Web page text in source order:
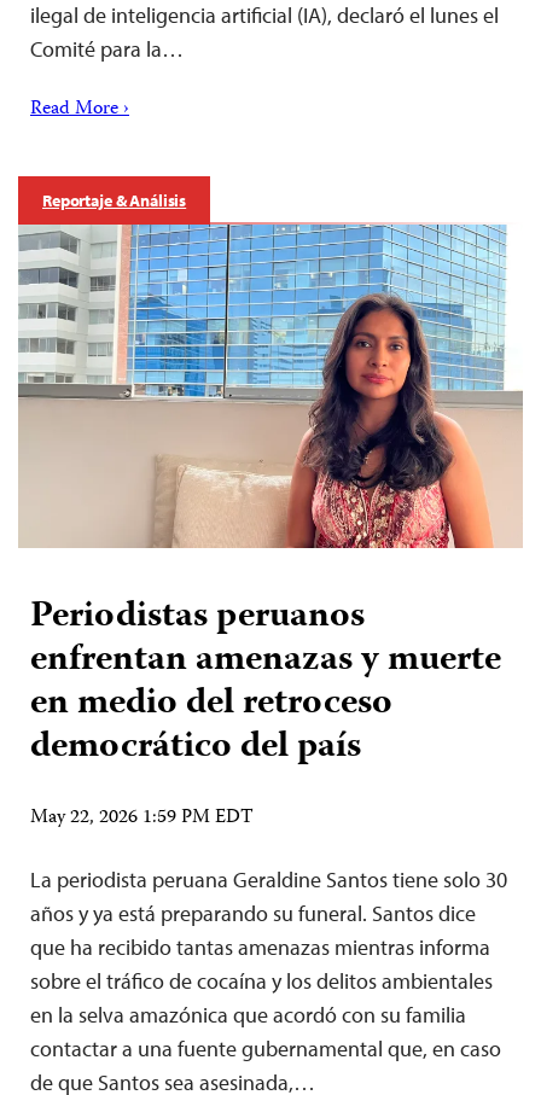
ilegal de inteligencia artificial (IA), declaró el lunes el
Comité para la…
Read More ›
Reportaje & Análisis
Periodistas peruanos
enfrentan amenazas y muerte
en medio del retroceso
democrático del país
May 22, 2026 1:59 PM EDT
La periodista peruana Geraldine Santos tiene solo 30
años y ya está preparando su funeral. Santos dice
que ha recibido tantas amenazas mientras informa
sobre el tráfico de cocaína y los delitos ambientales
en la selva amazónica que acordó con su familia
contactar a una fuente gubernamental que, en caso
de que Santos sea asesinada,…